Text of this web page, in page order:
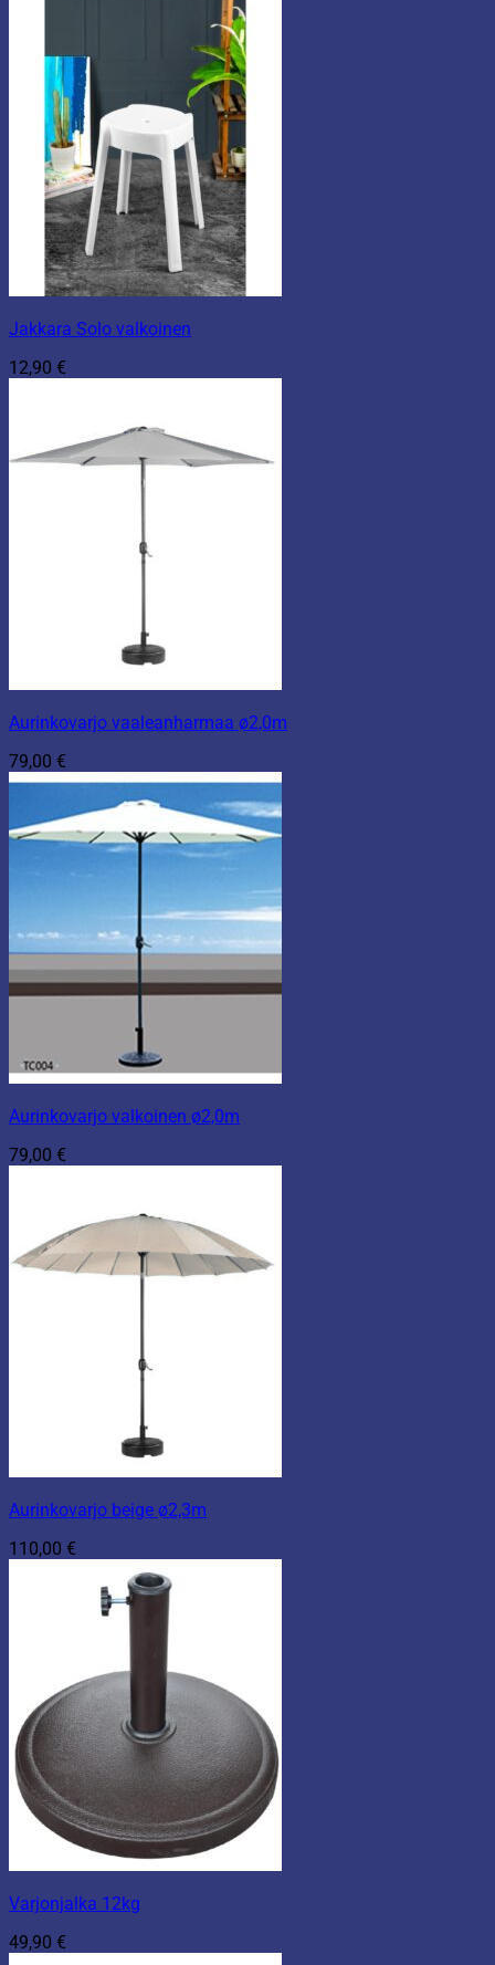
Jakkara Solo valkoinen
12,90 €
Aurinkovarjo vaaleanharmaa ø2,0m
79,00 €
Aurinkovarjo valkoinen ø2,0m
79,00 €
Aurinkovarjo beige ø2,3m
110,00 €
Varjonjalka 12kg
49,90 €